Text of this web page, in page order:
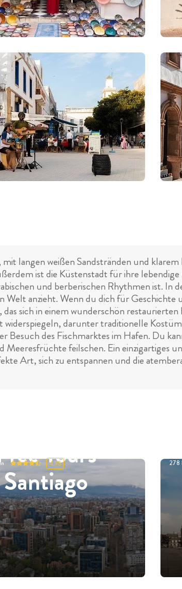
langen weißen Sandstränden und
ist die Küstenstadt für ihre
und berberischen Rhythmen ist. In
Welt anzieht. Wenn du dich für
das sich in einem wunderschön
darunter traditionelle
des Fischmarktes im Hafen. Du
feilschen. Ein einzigartiges
Art, sich zu entspannen und die
Tours
Santiago
4.95 278